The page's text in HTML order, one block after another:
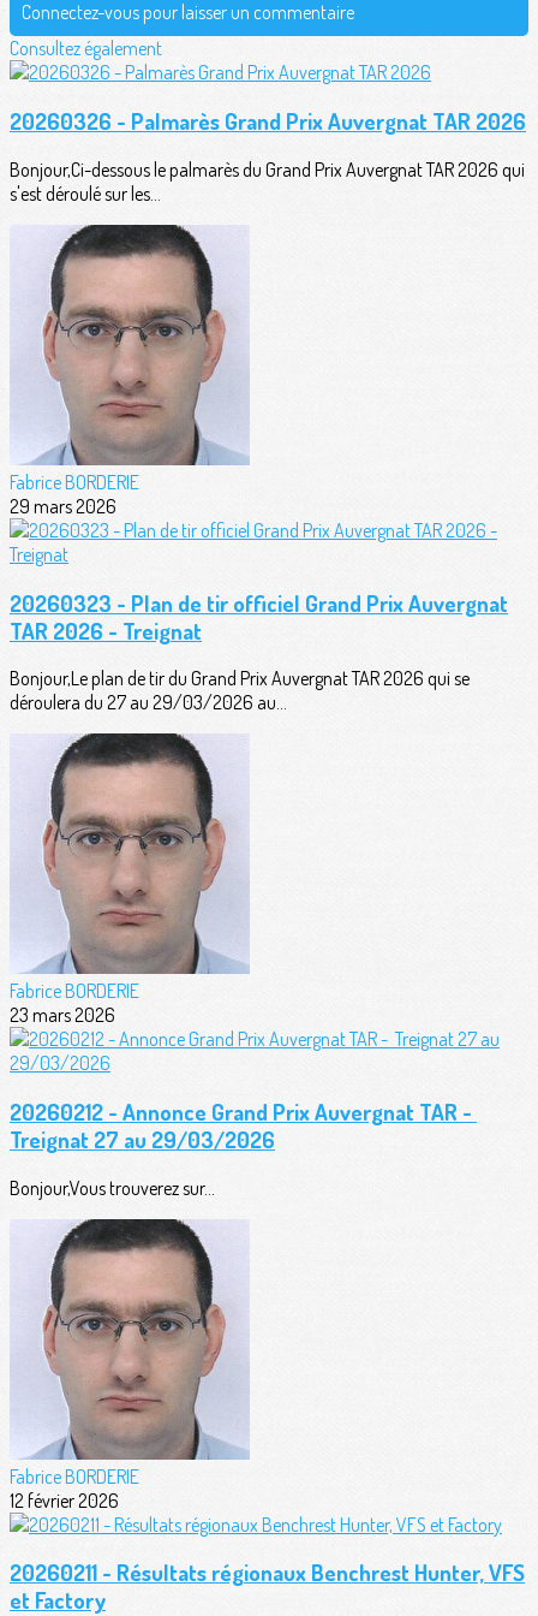
Connectez-vous pour laisser un commentaire
Consultez également
20260326 - Palmarès Grand Prix Auvergnat TAR 2026
Bonjour,Ci-dessous le palmarès du Grand Prix Auvergnat TAR 2026 qui
s'est déroulé sur les...
Fabrice BORDERIE
29 mars 2026
20260323 - Plan de tir officiel Grand Prix Auvergnat
TAR 2026 - Treignat
Bonjour,Le plan de tir du Grand Prix Auvergnat TAR 2026 qui se
déroulera du 27 au 29/03/2026 au...
Fabrice BORDERIE
23 mars 2026
20260212 - Annonce Grand Prix Auvergnat TAR -
Treignat 27 au 29/03/2026
Bonjour,Vous trouverez sur...
Fabrice BORDERIE
12 février 2026
20260211 - Résultats régionaux Benchrest Hunter, VFS
et Factory